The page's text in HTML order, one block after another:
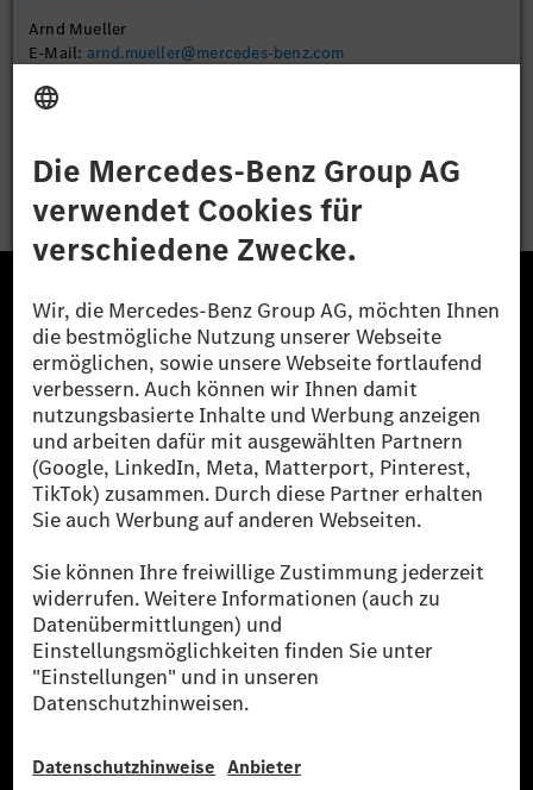
Arnd Mueller
E-Mail: arnd.mueller@mercedes-benz.com
Bewerben
Die Mercedes-Benz Group.
Die Mercedes-Benz Group AG (ehemals Daimler AG)
ist eines der erfolgreichsten Automobilunternehmen
der Welt. Mit der Mercedes-Benz AG gehören wir zu
den größten Anbietern von Premium- und Luxus-Pkw
und Vans. Die Mercedes-Benz Mobility AG bietet
Finanzierung, Leasing, Fahrzeugabos und –miete,
Flottenmanagement, digitale Services rund um Laden
und Bezahlen, die Vermittlung von Versicherungen
sowie innovative Mobilitätsdienstleistungen an.
Mehr erfahren